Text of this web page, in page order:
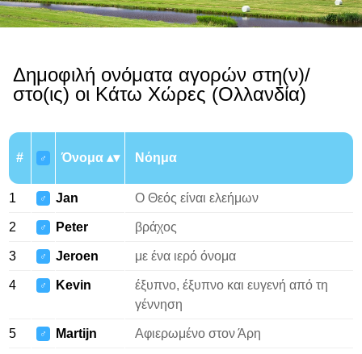
Δημοφιλή ονόματα αγορών στη(ν)/
στο(ις) οι Κάτω Χώρες (Ολλανδία)
# ♂ Όνομα Νόημα
1 ♂ Jan Ο Θεός είναι ελεήμων
2 ♂ Peter βράχος
3 ♂ Jeroen με ένα ιερό όνομα
4 ♂ Kevin
έξυπνο, έξυπνο και ευγενή από τη
γέννηση
5 ♂ Martijn Αφιερωμένο στον Άρη